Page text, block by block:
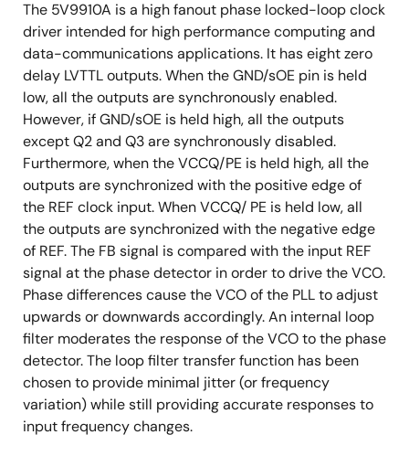
The 5V9910A is a high fanout phase locked-loop clock
driver intended for high performance computing and
data-communications applications. It has eight zero
delay LVTTL outputs. When the GND/sOE pin is held
low, all the outputs are synchronously enabled.
However, if GND/sOE is held high, all the outputs
except Q2 and Q3 are synchronously disabled.
Furthermore, when the VCCQ/PE is held high, all the
outputs are synchronized with the positive edge of
the REF clock input. When VCCQ/ PE is held low, all
the outputs are synchronized with the negative edge
of REF. The FB signal is compared with the input REF
signal at the phase detector in order to drive the VCO.
Phase differences cause the VCO of the PLL to adjust
upwards or downwards accordingly. An internal loop
filter moderates the response of the VCO to the phase
detector. The loop filter transfer function has been
chosen to provide minimal jitter (or frequency
variation) while still providing accurate responses to
input frequency changes.